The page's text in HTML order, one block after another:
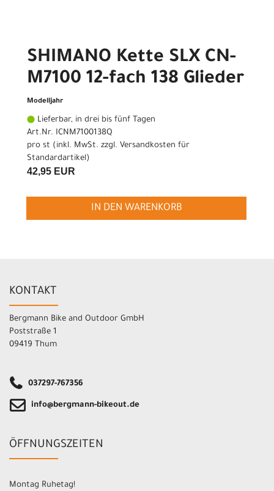
SHIMANO Kette SLX CN-
M7100 12-fach 138 Glieder
Modelljahr
Lieferbar, in drei bis fünf Tagen
Art.Nr. ICNM7100138Q
pro st (inkl. MwSt. zzgl. Versandkosten für
Standardartikel)
42,95 EUR
IN DEN WARENKORB
KONTAKT
Bergmann Bike and Outdoor GmbH
Poststraße 1
09419 Thum
037297-767356
info@bergmann-bikeout.de
ÖFFNUNGSZEITEN
Montag Ruhetag!